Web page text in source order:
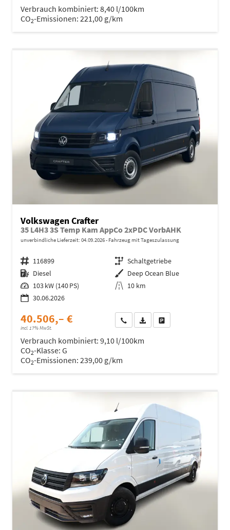
Verbrauch kombiniert: 8,40 l/100km
CO2-Emissionen: 221,00 g/km
Volkswagen Crafter
35 L4H3 3S Temp Kam AppCo 2xPDC VorbAHK
unverbindliche Lieferzeit: 04.09.2026 Fahrzeug mit Tageszulassung
Fahrzeugnr. 116899 Getriebe Schaltgetriebe
Kraftstoff Diesel Außenfarbe Deep Ocean Blue
Leistung 103 kW (140 PS) Kilometerstand 10 km
30.06.2026
40.506,– €
incl. 17% MwSt.
Wir rufen Sie anFahrzeugexposé (PDF)
Verbrauch kombiniert: 9,10 l/100km
CO2-Klasse: G
CO2-Emissionen: 239,00 g/km